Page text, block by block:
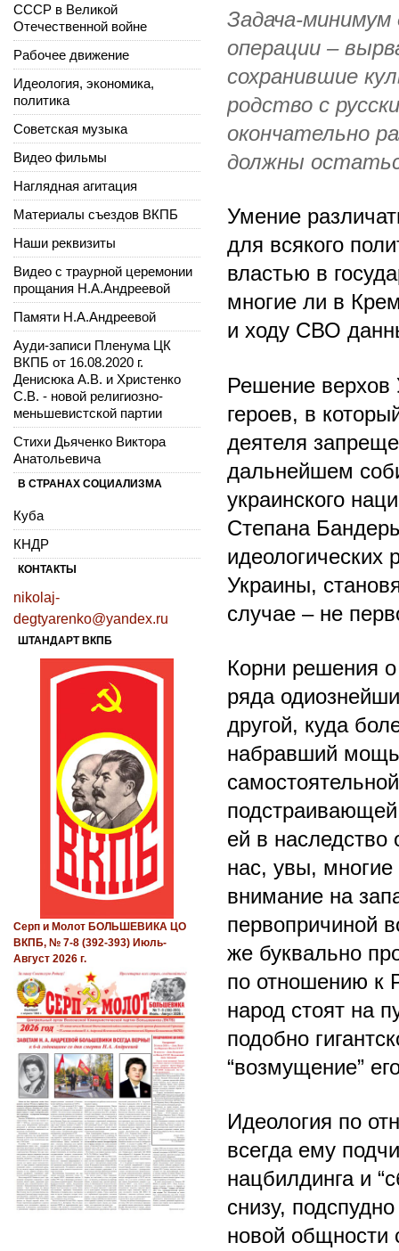
Задача-
операции –
сохранившие
родство с
окончательно
должны
Умение
для всякого
властью в
многие ли в
и ходу СВО
Решение
героев, в
деятеля
дальнейшем
украинского
Степана
идеологических
Украины,
случае – не
Корни решения о
ряда
другой, куда
набравший мощь
ей в наследство
нас, увы, многие
внимание на
первопричиной
же буквально
по отношению к
народ стоят на
подобно
“возмущение”
Идеология по
всегда ему
нацбилдинга и
снизу,
новой общности
СССР в Великой
Отечественной войне
Рабочее движение
Идеология, экономика,
политика
Советская музыка
Видео фильмы
Наглядная агитация
Материалы съездов ВКПБ
Наши реквизиты
Видео с траурной церемонии
прощания Н.А.Андреевой
Памяти Н.А.Андреевой
Ауди-записи Пленума ЦК
ВКПБ от 16.08.2020 г.
Денисюка А.В. и Христенко
С.В. - новой религиозно-
меньшевистской партии
Стихи Дьяченко Виктора
Анатольевича
В СТРАНАХ СОЦИАЛИЗМА
Куба
КНДР
КОНТАКТЫ
nikolaj-
degtyarenko@yandex.ru
ШТАНДАРТ ВКПБ
Серп и Молот БОЛЬШЕВИКА ЦО
ВКПБ, № 7-8 (392-393) Июль-
Август 2026 г.